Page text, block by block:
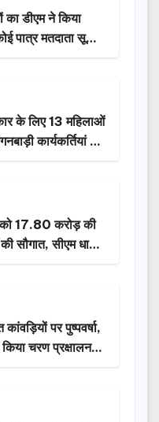
डीएम ने किया
पात्र मतदाता सूची
के लिए 13 महिलाओं
कार्यकर्तियां भी
को 17.80 करोड़ की
सौगात, सीएम धामी
शिलान्यास.
कांवड़ियों पर पुष्पवर्षा,
किया चरण प्रक्षालन…